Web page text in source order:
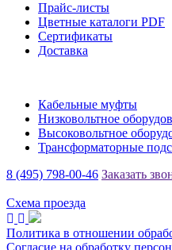
Прайс-листы
Цветные каталоги PDF
Сертификаты
Доставка
Кабельные муфты
Низковольтное
Высоковольтное
Трансформаторные
8 (495) 798-00-46 Заказать
Схема проезда
Политика в отношении